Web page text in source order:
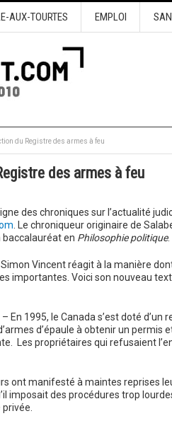
AUX-TOURTES EMPLOI
du Registre des armes à feu
des armes à feu
des chroniques sur l’actualité
. Le chroniqueur originaire de
baccalauréat en Philosophie politique.
Simon Vincent réagit à la manière
importantes. Voici son nouveau
En 1995, le Canada s’est doté
d’épaule à obtenir un permis
Les propriétaires qui refusaient
ont manifesté à maintes reprises
imposait des procédures trop